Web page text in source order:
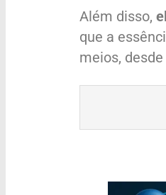
Além disso,
que a
meios,